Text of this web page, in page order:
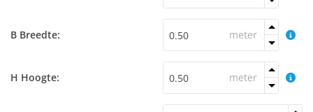
B Breedte: meter
H Hoogte: meter